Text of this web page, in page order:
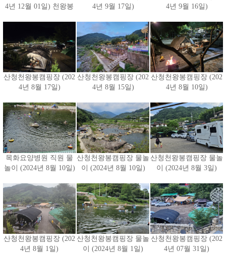
4년 12월 01일) 천왕봉
4년 9월 17일)
4년 9월 16일)
산청천왕봉캠핑장 (202
4년 8월 17일)
산청천왕봉캠핑장 (202
4년 8월 15일)
산청천왕봉캠핑장 (202
4년 8월 10일)
목화요양병원 직원 물
놀이 (2024년 8월 10일)
산청천왕봉캠핑장 물놀
이 (2024년 8월 10일)
산청천왕봉캠핑장 물놀
이 (2024년 8월 3일)
산청천왕봉캠핑장 (202
4년 8월 1일)
산청천왕봉캠핑장 물놀
이 (2024년 8월 1일)
산청천왕봉캠핑장 (202
4년 07월 31일)